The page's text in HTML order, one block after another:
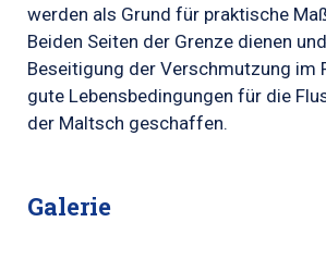
werden als Grund für praktische
Beiden Seiten der Grenze dienen
Beseitigung der Verschmutzung im
gute Lebensbedingungen für die
der Maltsch geschaffen.
Galerie